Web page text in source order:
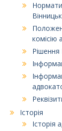
комісію
Рішення
Історія
Історія